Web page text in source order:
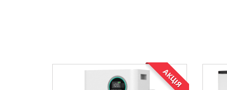
АКЦІЯ